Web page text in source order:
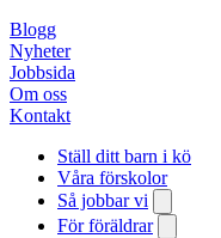
Blogg
Nyheter
Jobbsida
Om oss
Kontakt
Ställ ditt barn i kö
Våra förskolor
Så jobbar vi
För föräldrar